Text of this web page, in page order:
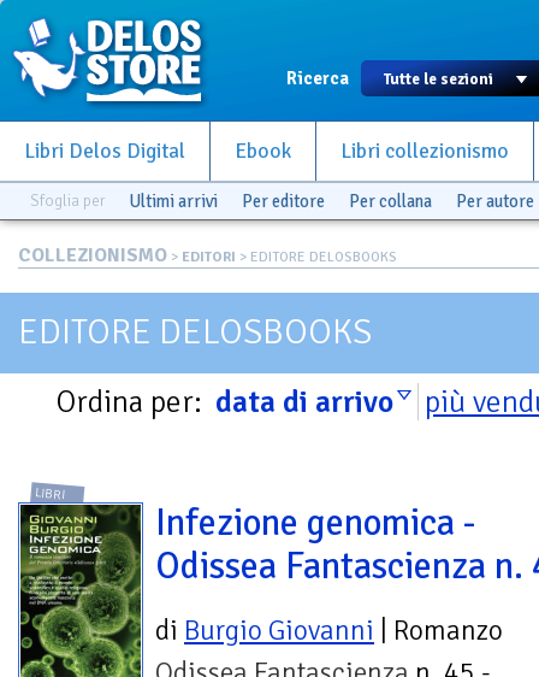
Ricerca
Libri Delos Digital Ebook Libri collezionismo
Sfoglia per Ultimi arrivi Per editore Per collana Per autore
COLLEZIONISMO > EDITORI > EDITORE DELOSBOOKS
EDITORE DELOSBOOKS
Ordina per: data di arrivo più
LIBRI
Infezione genomica -
Odissea Fantascienza n.
di Burgio Giovanni | Romanzo